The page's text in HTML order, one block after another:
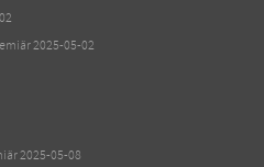
2025-05-02
2025-05-08